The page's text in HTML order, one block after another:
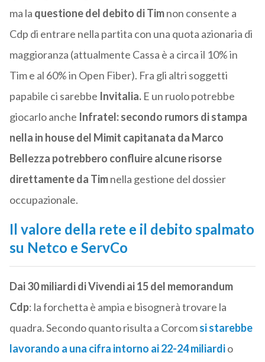
ma la questione del debito di Timnon consente a
Cdp di entrare nella partita con una quota azionaria di
maggioranza (attualmente Cassa è a circa il 10% in
Tim e al 60% in Open Fiber). Fra gli altri soggetti
papabile ci sarebbe Invitalia.E un ruolo potrebbe
giocarlo anche Infratel: secondo rumors di stampa
nella in house del Mimit capitanata da Marco
Bellezza potrebbero confluire alcune risorse
direttamente da Timnella gestione del dossier
occupazionale.
Il valore della rete e il debito spalmato
su Netco e ServCo
Dai 30 miliardi di Vivendi ai 15 del memorandum
Cdp: la forchetta è ampia e bisognerà trovare la
quadra. Secondo quanto risulta a Corcomsi starebbe
lavorando a una cifra intorno ai 22-24 miliardio